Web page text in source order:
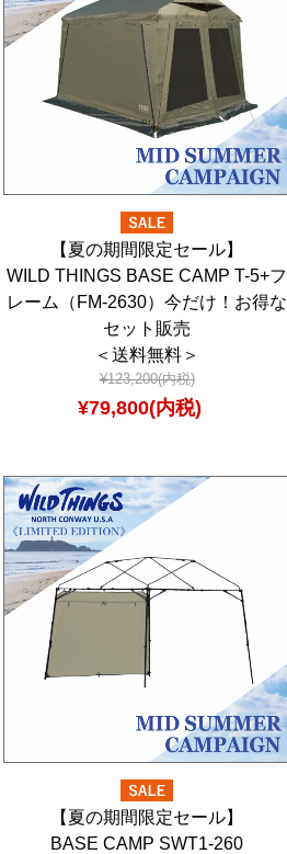
【夏の期間限定セール】
WILD THINGS BASE CAMP T-5+フ
レーム（FM-2630）今だけ！お得な
セット販売
＜送料無料＞
¥123,200(内税)
¥79,800(内税)
【夏の期間限定セール】
BASE CAMP SWT1-260